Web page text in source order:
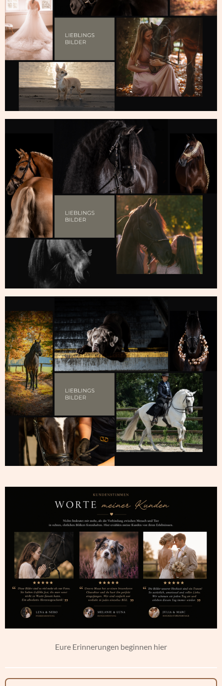
Eure Erinnerungen beginnen hier